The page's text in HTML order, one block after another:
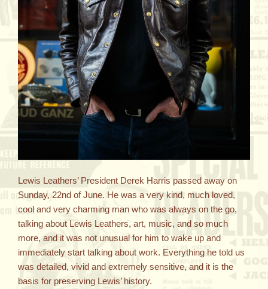
Lewis Leathers’ President Derek Harris passed away on
Sunday, 22nd of June. He was a very kind, much loved,
cool and very charming man who was always on the go,
talking about Lewis Leathers, art, music, and so much
more, and it was not unusual for him to wake up and
immediately start talking about work. Everything he told us
was detailed, vivid and extremely sensitive, and it is the
basis for preserving Lewis’ history.